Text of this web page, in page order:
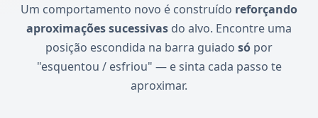
Um comportamento novo é construído reforçando
aproximações sucessivas do alvo. Encontre uma
posição escondida na barra guiado só por
"esquentou / esfriou" — e sinta cada passo te
aproximar.